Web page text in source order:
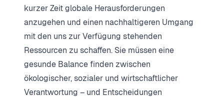
kurzer Zeit globale Herausforderungen
anzugehen und einen nachhaltigeren Umgang
mit den uns zur Verfügung stehenden
Ressourcen zu schaffen. Sie müssen eine
gesunde Balance finden zwischen
ökologischer, sozialer und wirtschaftlicher
Verantwortung – und Entscheidungen